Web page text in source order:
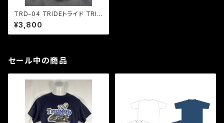
TRD-04 TRIDEトライド TRIU
MPHトライアンフロゴTシャツ
２色展開
¥3,800
セール中の商品